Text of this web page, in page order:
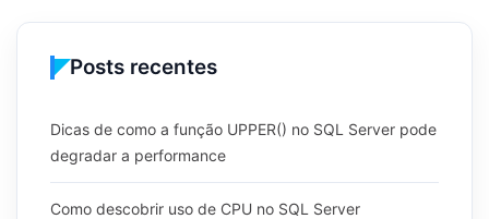
posts
Posts recentes
Dicas de como a função UPPER() no SQL Server pode
degradar a performance
Como descobrir uso de CPU no SQL Server